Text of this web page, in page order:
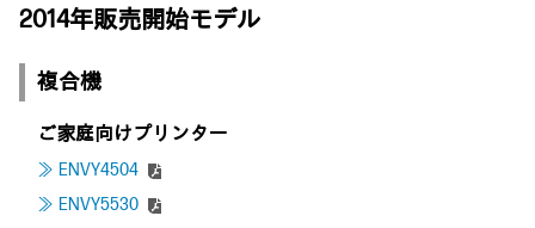
2014年販売開始モデル
複合機
ご家庭向けプリンター
ENVY4504
ENVY5530